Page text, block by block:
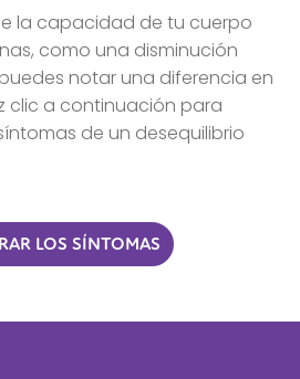
la capacidad de tu cuerpo
como una disminución
notar una diferencia en
clic a continuación para
de un desequilibrio
LOS SÍNTOMAS